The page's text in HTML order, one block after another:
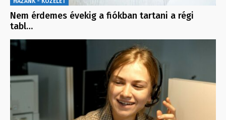
Nem érdemes évekig a fiókban tartani a régi
tabl…